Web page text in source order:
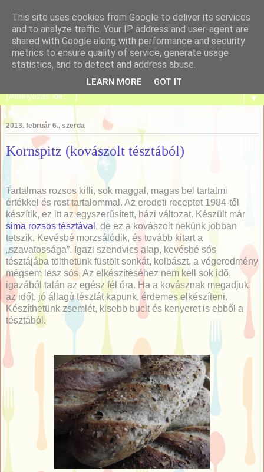
Tanulj meg sütni!
▼
2013. február 6., szerda
Kornspitz (kovászolt tésztából)
Tartalmas rozsos kifli, sok maggal, magas bel tartalmi
értékkel és rost tartalommal. Az eredeti receptet 1984-től
készítik, ez itt az egyszerűsített, házi változat. Készült már
sima rozsos tésztával , de ez a kovászolt nekünk jobban
tetszik. Kevésbé morzsálódik, és tovább kitart a
„szavatossága”. Igazi szendvics alap, kevésbé sós
tésztájába tölthetünk füstölt sonkát, kolbászt, a végeredmény
mégsem lesz sós. Az elkészítéséhez nem kell sok idő,
igazából talán az egész fél óra. Ha a kovásznak megadjuk
az időt, jó állagú tésztát kapunk, érdemes elkészíteni.
Készíthetünk zsemlét, kisebb bucit és kenyeret is ebből a
tésztából.
This site uses cookies from Google to deliver its services
and to analyze traffic. Your IP address and user-agent are
shared with Google along with performance and security
metrics to ensure quality of service, generate usage
statistics, and to detect and address abuse.
LEARN MORE GOT IT